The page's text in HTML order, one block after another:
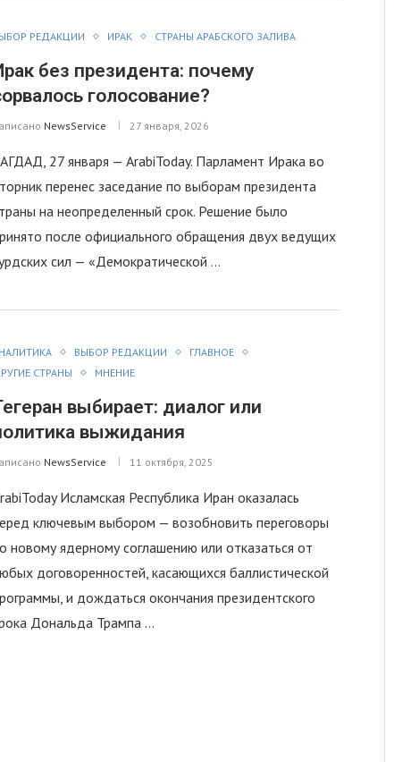
РЕДАКЦИИ ИРАК СТРАНЫ АРАБСКОГО ЗАЛИВА
без президента: почему
голосование?
NewsService 27 января, 2026
27 января — ArabiToday. Парламент Ирака во
перенес заседание по выборам президента
на неопределенный срок. Решение было
после официального обращения двух ведущих
сил — «Демократической …
ВЫБОР РЕДАКЦИИ
ГЛАВНОЕ
СТРАНЫ
МНЕНИЕ
выбирает: диалог или
выжидания
NewsService 11 октября, 2025
Исламская Республика Иран оказалась
ключевым выбором — возобновить переговоры
новому ядерному соглашению или отказаться от
договоренностей, касающихся баллистической
и дождаться окончания президентского
Дональда Трампа …